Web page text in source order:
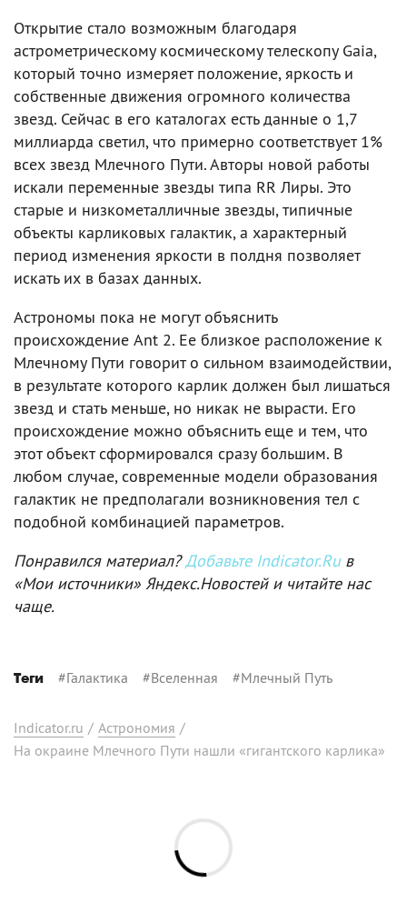
Открытие стало возможным благодаря
астрометрическому космическому телескопу Gaia,
который точно измеряет положение, яркость и
собственные движения огромного количества
звезд. Сейчас в его каталогах есть данные о 1,7
миллиарда светил, что примерно соответствует 1%
всех звезд Млечного Пути. Авторы новой работы
искали переменные звезды типа RR Лиры. Это
старые и низкометалличные звезды, типичные
объекты карликовых галактик, а характерный
период изменения яркости в полдня позволяет
искать их в базах данных.
Астрономы пока не могут объяснить
происхождение Ant 2. Ее близкое расположение к
Млечному Пути говорит о сильном взаимодействии,
в результате которого карлик должен был лишаться
звезд и стать меньше, но никак не вырасти. Его
происхождение можно объяснить еще и тем, что
этот объект сформировался сразу большим. В
любом случае, современные модели образования
галактик не предполагали возникновения тел с
подобной комбинацией параметров.
Понравился материал?Добавьте Indicator.Ruв
«Мои источники» Яндекс.Новостей и читайте нас
чаще.
Теги #Галактика #Вселенная #Млечный Путь
Indicator.ru / Астрономия /
На окраине Млечного Пути нашли «гигантского карлика»